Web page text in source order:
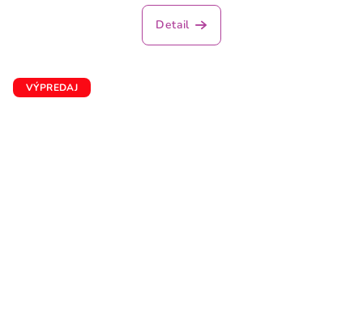
hodnotenie
produktu
Detail
VÝPREDAJ